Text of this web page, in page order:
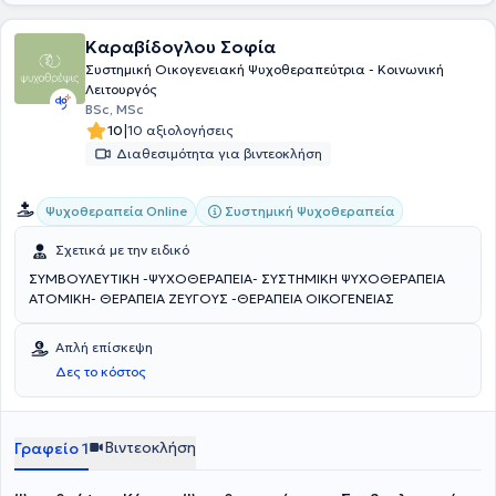
Καραβίδογλου Σοφία
Συστημική Οικογενειακή Ψυχοθεραπεύτρια - Κοινωνική
Λειτουργός
BSc, MSc
10|10 αξιολογήσεις
Διαθεσιμότητα για βιντεοκλήση
Ψυχοθεραπεία Online Συστημική Ψυχοθεραπεία
Σχετικά με την ειδικό
ΣΥΜΒΟΥΛΕΥΤΙΚΗ -ΨΥΧΟΘΕΡΑΠΕΙΑ- ΣΥΣΤΗΜΙΚΗ ΨΥΧΟΘΕΡΑΠΕΙΑ
ΑΤΟΜΙΚΗ- ΘΕΡΑΠΕΙΑ ΖΕΥΓΟΥΣ -ΘΕΡΑΠΕΙΑ ΟΙΚΟΓΕΝΕΙΑΣ
Απλή επίσκεψη
Δες το κόστος
Γραφείο 1 Βιντεοκλήση